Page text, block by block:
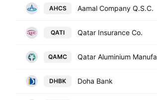
AHCS Aamal Company Q.S.C.
QATI Qatar Insurance Co.
QAMC
DHBK Doha Bank